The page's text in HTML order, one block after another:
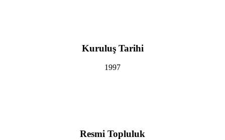
Kuruluş Tarihi
1997
Resmi Topluluk